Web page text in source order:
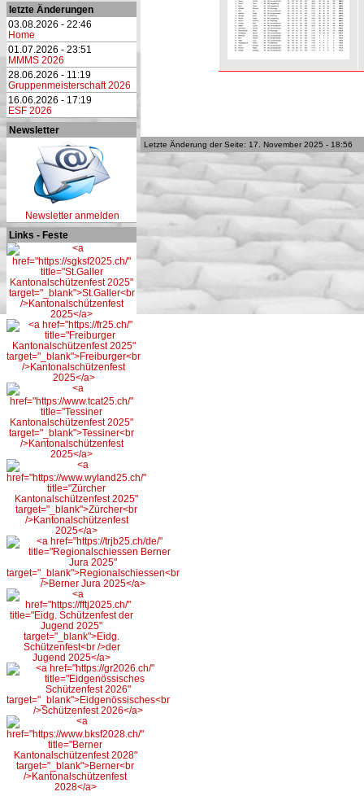
letzte Änderungen
03.08.2026 - 22:46
Home
01.07.2026 - 23:51
MMMS 2026
28.06.2026 - 11:19
Gruppenmeisterschaft 2026
16.06.2026 - 17:19
ESF 2026
Newsletter
Newsletter anmelden
Links - Feste
Letzte Änderung der Seite: 17. November 2025 - 18:56